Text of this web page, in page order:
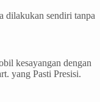
dilakukan sendiri tanpa
kesayangan dengan
yang Pasti Presisi.